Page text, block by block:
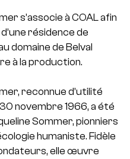
s’associe à COAL afin
résidence de
domaine de Belval
à la production.
reconnue d’utilité
novembre 1966, a été
Sommer, pionniers
humaniste. Fidèle
elle œuvre